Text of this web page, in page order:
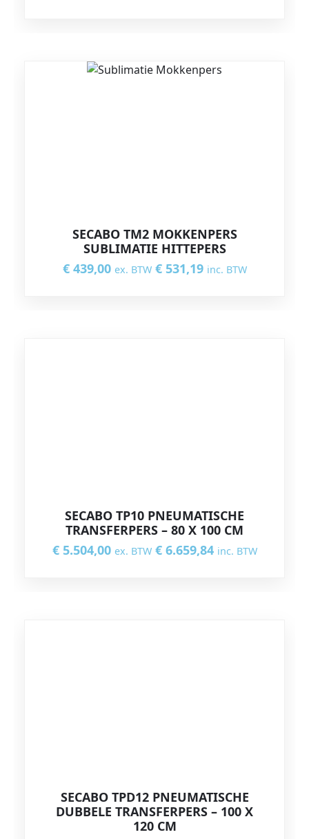
SECABO TM2 MOKKENPERS
SUBLIMATIE HITTEPERS
€439,00 ex. BTW €531,19 inc. BTW
SECABO TP10 PNEUMATISCHE
TRANSFERPERS – 80 X 100 CM
€5.504,00 ex. BTW €6.659,84 inc. BTW
SECABO TPD12 PNEUMATISCHE
DUBBELE TRANSFERPERS – 100 X
120 CM